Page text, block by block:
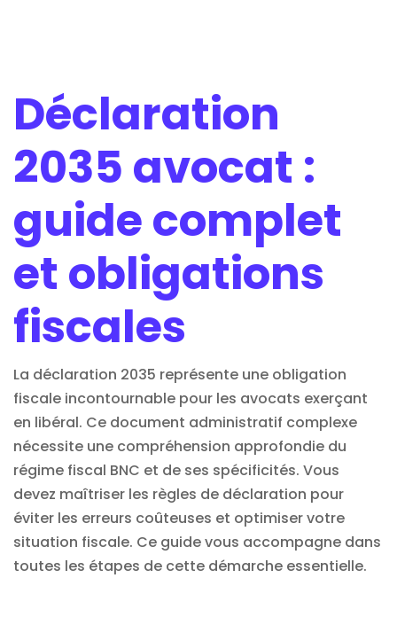
Déclaration
2035 avocat :
guide complet
et obligations
fiscales
La déclaration 2035 représente une obligation
fiscale incontournable pour les avocats exerçant
en libéral. Ce document administratif complexe
nécessite une compréhension approfondie du
régime fiscal BNC et de ses spécificités. Vous
devez maîtriser les règles de déclaration pour
éviter les erreurs coûteuses et optimiser votre
situation fiscale. Ce guide vous accompagne dans
toutes les étapes de cette démarche essentielle.